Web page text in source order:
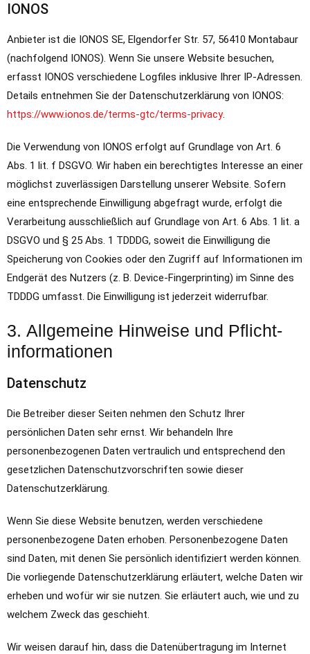
IONOS
Anbieter ist die IONOS SE, Elgendorfer Str. 57, 56410 Montabaur
(nachfolgend IONOS). Wenn Sie unsere Website besuchen,
erfasst IONOS verschiedene Logfiles inklusive Ihrer IP-Adressen.
Details entnehmen Sie der Datenschutzerklärung von IONOS:
https://www.ionos.de/terms-gtc/terms-privacy.
Die Verwendung von IONOS erfolgt auf Grundlage von Art. 6
Abs. 1 lit. f DSGVO. Wir haben ein berechtigtes Interesse an einer
möglichst zuverlässigen Darstellung unserer Website. Sofern
eine entsprechende Einwilligung abgefragt wurde, erfolgt die
Verarbeitung ausschließlich auf Grundlage von Art. 6 Abs. 1 lit. a
DSGVO und § 25 Abs. 1 TDDDG, soweit die Einwilligung die
Speicherung von Cookies oder den Zugriff auf Informationen im
Endgerät des Nutzers (z. B. Device-Fingerprinting) im Sinne des
TDDDG umfasst. Die Einwilligung ist jederzeit widerrufbar.
3. Allgemeine Hinweise und Pflicht­
informationen
Datenschutz
Die Betreiber dieser Seiten nehmen den Schutz Ihrer
persönlichen Daten sehr ernst. Wir behandeln Ihre
personenbezogenen Daten vertraulich und entsprechend den
gesetzlichen Datenschutzvorschriften sowie dieser
Datenschutzerklärung.
Wenn Sie diese Website benutzen, werden verschiedene
personenbezogene Daten erhoben. Personenbezogene Daten
sind Daten, mit denen Sie persönlich identifiziert werden können.
Die vorliegende Datenschutzerklärung erläutert, welche Daten wir
erheben und wofür wir sie nutzen. Sie erläutert auch, wie und zu
welchem Zweck das geschieht.
Wir weisen darauf hin, dass die Datenübertragung im Internet